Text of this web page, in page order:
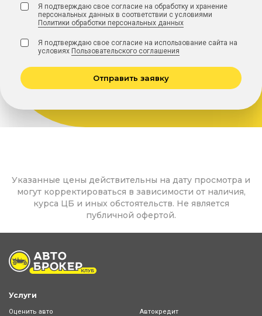
Я подтверждаю свое согласие на обработку и хранение
персональных данных в соответствии с условиями
Политики обработки персональных данных
Я подтверждаю свое согласие на использование сайта на
условиях Пользовательского соглашения
Отправить заявку
Указанные цены действительны на дату просмотра и
могут корректироваться в зависимости от наличия,
курса ЦБ и иных обстоятельств. Не является
публичной офертой.
Услуги
Оценить авто
Автокредит